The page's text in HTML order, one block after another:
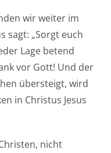
wir weiter im
sagt: „Sorgt euch
Lage betend
vor Gott! Und der
übersteigt, wird
in Christus Jesus
nicht